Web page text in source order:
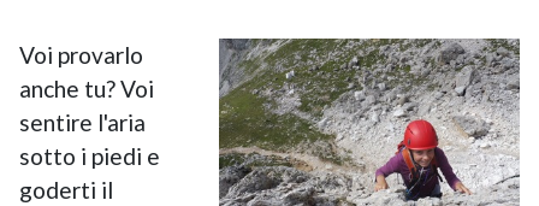
Voi provarlo
anche tu? Voi
sentire l'aria
sotto i piedi e
goderti il